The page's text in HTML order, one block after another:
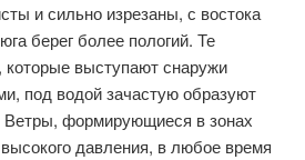
и сильно изрезаны, с востока
берег более пологий. Те
которые выступают снаружи
под водой зачастую образуют
формирующиеся в зонах
давления, в любое время